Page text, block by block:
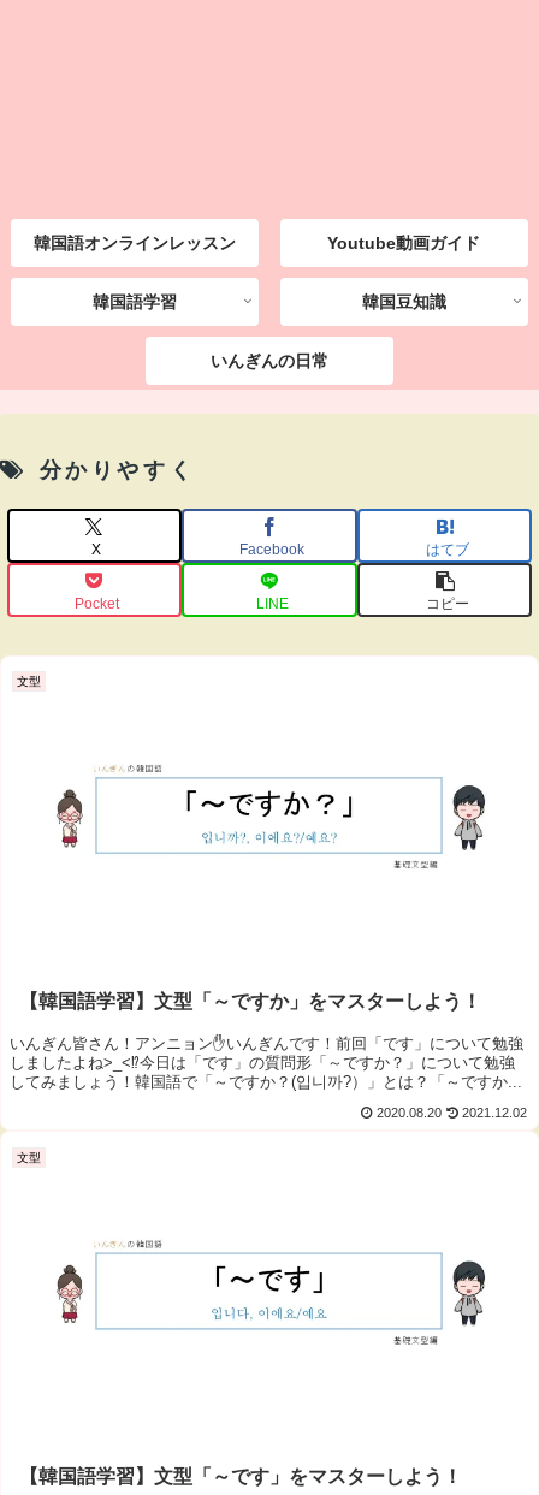
韓国語オンラインレッスン Youtube動画ガイド
韓国語学習 韓国豆知識
いんぎんの日常
分かりやすく
X Facebook はてブ
Pocket LINE コピー
文型
【韓国語学習】文型「～ですか」をマスターしよう！
いんぎん皆さん！アンニョン✋いんぎんです！前回「です」について勉強
しましたよね>_<⁉今日は「です」の質問形「～ですか？」について勉強
してみましょう！韓国語で「～ですか？(입니까?）」とは？「～ですか...
2020.08.20 2021.12.02
文型
【韓国語学習】文型「～です」をマスターしよう！